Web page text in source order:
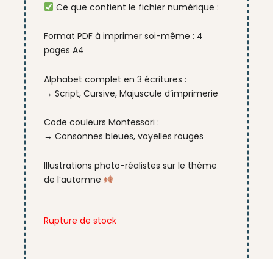
Ce que contient le fichier numérique :
Format PDF à imprimer soi-même : 4
pages A4
Alphabet complet en 3 écritures :
→ Script, Cursive, Majuscule d’imprimerie
Code couleurs Montessori :
→ Consonnes bleues, voyelles rouges
Illustrations photo-réalistes sur le thème
de l’automne
Rupture de stock